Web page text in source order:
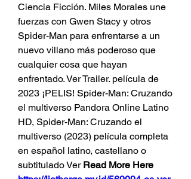
Ciencia Ficción. Miles Morales une
fuerzas con Gwen Stacy y otros
Spider-Man para enfrentarse a un
nuevo villano más poderoso que
cualquier cosa que hayan
enfrentado. Ver Trailer. película de
2023 ¡PELIS! Spider-Man: Cruzando
el multiverso Pandora Online Latino
HD, Spider-Man: Cruzando el
multiverso (2023) película completa
en español latino, castellano o
subtitulado Ver